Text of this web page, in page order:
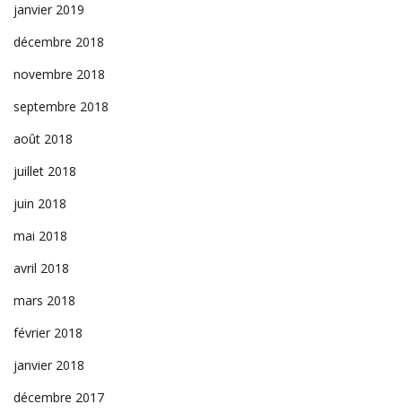
janvier 2019
décembre 2018
novembre 2018
septembre 2018
août 2018
juillet 2018
juin 2018
mai 2018
avril 2018
mars 2018
février 2018
janvier 2018
décembre 2017